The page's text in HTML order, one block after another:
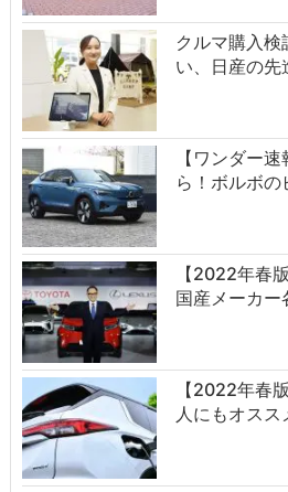
クルマ購入検
い、日産の
【ワンダー
ら！ボルボ
【2022年春
国産メーカ
【2022年春
人にもオス